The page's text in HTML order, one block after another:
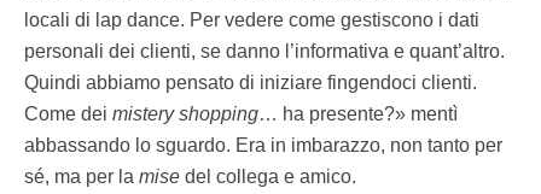
locali di lap dance. Per vedere come gestiscono i dati
personali dei clienti, se danno l’informativa e quant’altro.
Quindi abbiamo pensato di iniziare fingendoci clienti.
Come dei mistery shopping… ha presente?» mentì
abbassando lo sguardo. Era in imbarazzo, non tanto per
sé, ma per la mise del collega e amico.